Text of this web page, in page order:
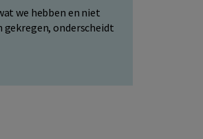
we hebben en niet
gekregen, onderscheidt